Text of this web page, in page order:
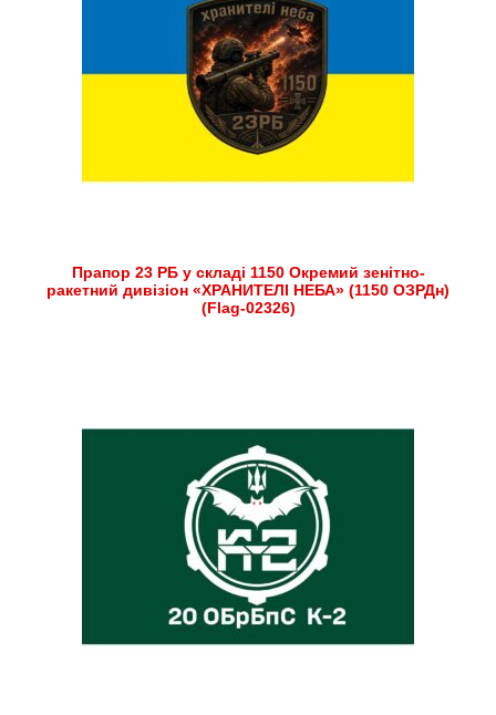
Прапор 23 РБ у складі 1150 Окремий зенітно-
ракетний дивізіон «ХРАНИТЕЛІ НЕБА» (1150 ОЗРДн)
(Flag-02326)